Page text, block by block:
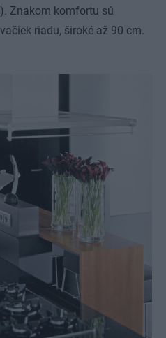
Znakom komfortu sú
riadu, široké až 90 cm.